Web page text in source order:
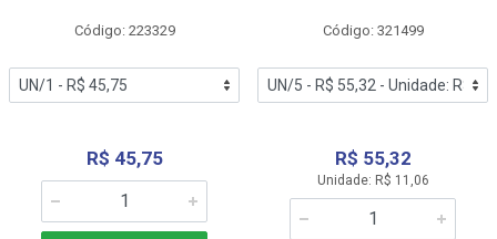
Código: 223329
R$ 45,75
Código: 321499
R$ 55,32
Unidade: R$ 11,06